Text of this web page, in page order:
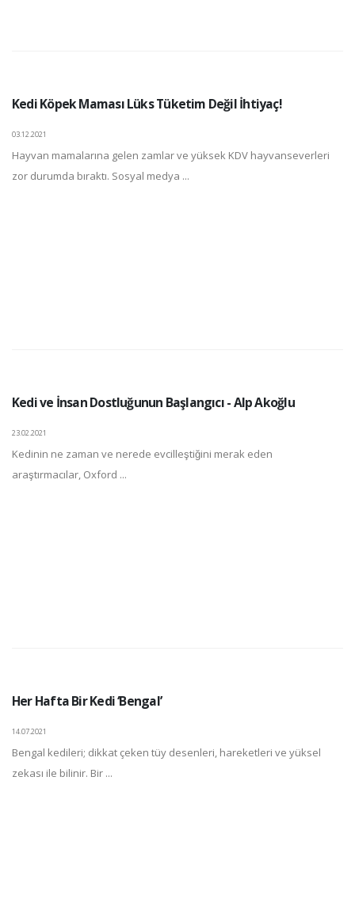
Kedi Köpek Maması Lüks Tüketim Değil İhtiyaç!
03.12.2021
Hayvan mamalarına gelen zamlar ve yüksek KDV hayvanseverleri
zor durumda bıraktı. Sosyal medya ...
Kedi ve İnsan Dostluğunun Başlangıcı - Alp Akoğlu
23.02.2021
Kedinin ne zaman ve nerede evcilleştiğini merak eden
araştırmacılar, Oxford ...
Her Hafta Bir Kedi ‘Bengal’
14.07.2021
Bengal kedileri; dikkat çeken tüy desenleri, hareketleri ve yüksel
zekası ile bilinir. Bir ...